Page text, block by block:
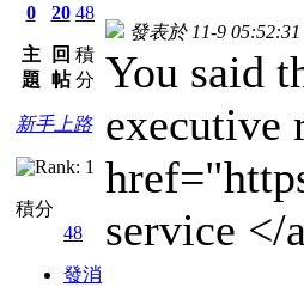
0
主
題
20
回
帖
48
積
分
新手上路
積分
48
發消
發表於 11-9 05:52:31
You said
executive
service </